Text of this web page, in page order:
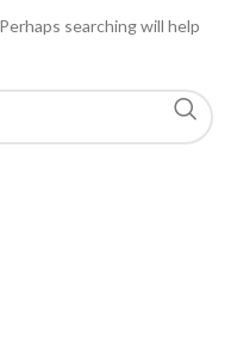
searching will help